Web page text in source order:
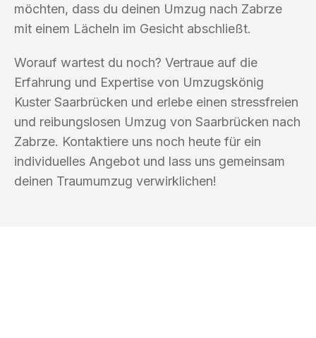
möchten, dass du deinen Umzug nach Zabrze
mit einem Lächeln im Gesicht abschließt.
Worauf wartest du noch? Vertraue auf die
Erfahrung und Expertise von Umzugskönig
Kuster Saarbrücken und erlebe einen stressfreien
und reibungslosen Umzug von Saarbrücken nach
Zabrze. Kontaktiere uns noch heute für ein
individuelles Angebot und lass uns gemeinsam
deinen Traumumzug verwirklichen!